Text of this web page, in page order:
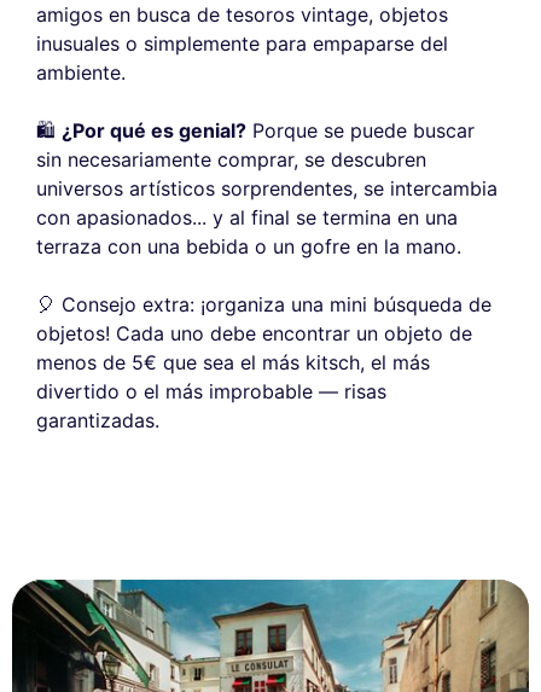
amigos en busca de tesoros vintage, objetos
inusuales o simplemente para empaparse del
ambiente.
🛍️ ¿Por qué es genial? Porque se puede buscar
sin necesariamente comprar, se descubren
universos artísticos sorprendentes, se intercambia
con apasionados... y al final se termina en una
terraza con una bebida o un gofre en la mano.
🎈 Consejo extra: ¡organiza una mini búsqueda de
objetos! Cada uno debe encontrar un objeto de
menos de 5€ que sea el más kitsch, el más
divertido o el más improbable — risas
garantizadas.